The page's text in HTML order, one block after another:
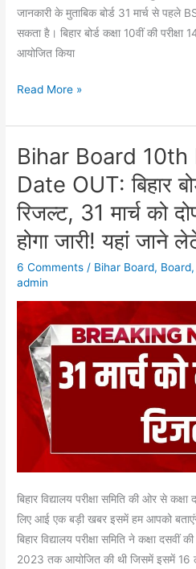
जानकारी के मुताबिक बोर्ड 31 मार्च से
सकता है। बिहार बोर्ड कक्षा 10वीं की
आयोजित किया
अपडेट
Read More »
Bihar Board
Date OUT: बिहार
रिजल्ट, 31 मार्च को
होगा जारी! यहां जाने
6 Comments / Bihar Board, Board,
admin
बिहार विद्यालय परीक्षा समिति की ओर से कक्षा
लिए आई एक बड़ी खबर इसमें हम आपको
बिहार विद्यालय परीक्षा समिति ने कक्षा दसवीं
2023 तक आयोजित की थी जिसमें इसमें 16
Bihar
10th
Result
2023
Date
OUT:
मैट्रिक
रिजल्ट,
31
मार्च
1:15
PM
बजे
होगा
जारी!